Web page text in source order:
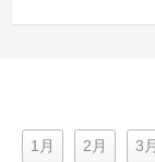
1月 2月 3月